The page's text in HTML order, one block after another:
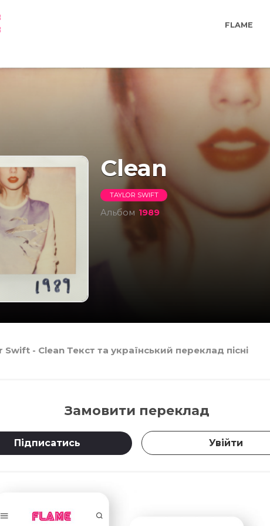
FLAME
Clean
TAYLOR SWIFT
Альбом 1989
- Clean Текст та український переклад пісні
Замовити переклад
Підписатись Увійти